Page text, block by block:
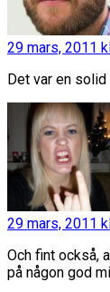
29 mars, 2011
Det var en
29 mars, 2011
Och fint också,
på någon god